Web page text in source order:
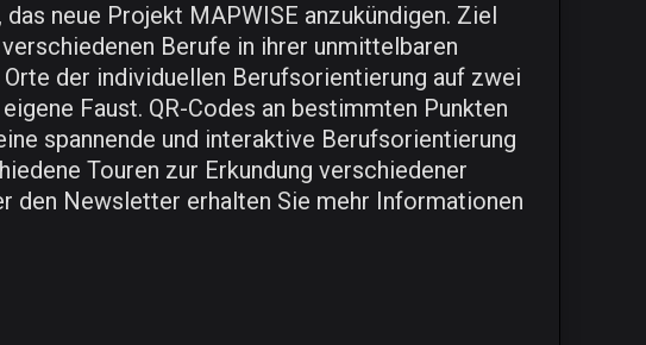
neue Projekt MAPWISE anzukündigen. Ziel
Berufe in ihrer unmittelbaren
der individuellen Berufsorientierung auf zwei
Faust. QR-Codes an bestimmten Punkten
spannende und interaktive Berufsorientierung
Touren zur Erkundung verschiedener
den Newsletter erhalten Sie mehr Informationen